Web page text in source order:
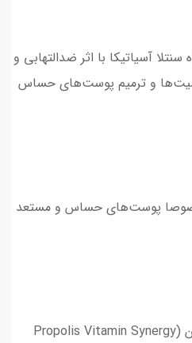
گیاه سنتلا آسیاتیکا با اثر ضدالتهابی و
و ترمیم پوست‌های حساس
پوست‌های حساس و مستعد
🐝🍯 سرم پروپولیس و ویتامین (Propolis Vitamin Synergy